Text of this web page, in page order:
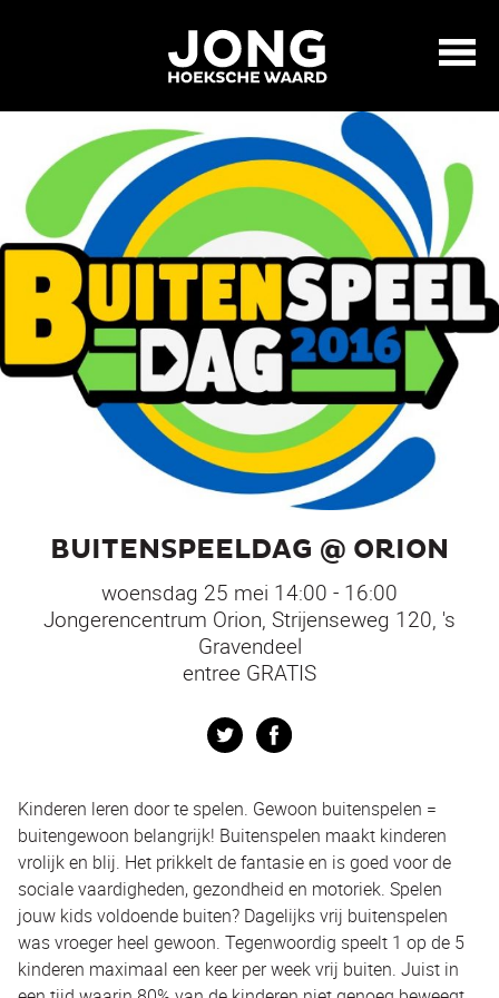
BUITENSPEELDAG @ ORION
woensdag 25 mei 14:00 - 16:00
Jongerencentrum Orion, Strijenseweg 120, 's
Gravendeel
entree GRATIS
Twitter
Kinderen leren door te spelen. Gewoon buitenspelen =
buitengewoon belangrijk! Buitenspelen maakt kinderen
vrolijk en blij. Het prikkelt de fantasie en is goed voor de
sociale vaardigheden, gezondheid en motoriek. Spelen
jouw kids voldoende buiten? Dagelijks vrij buitenspelen
was vroeger heel gewoon. Tegenwoordig speelt 1 op de 5
kinderen maximaal een keer per week vrij buiten. Juist in